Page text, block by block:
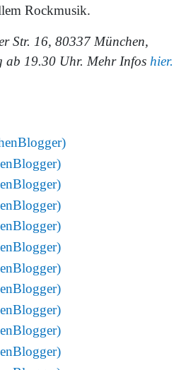
Rockmusik.
Str. 16, 80337 München,
ab 19.30 Uhr. Mehr Infos hier.